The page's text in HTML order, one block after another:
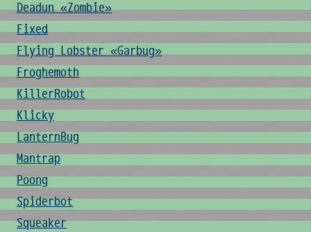
Deadun «Zombie»
Fixed
Flying Lobster «Garbug»
Froghemoth
KillerRobot
Klicky
LanternBug
Mantrap
Poong
Spiderbot
Squeaker